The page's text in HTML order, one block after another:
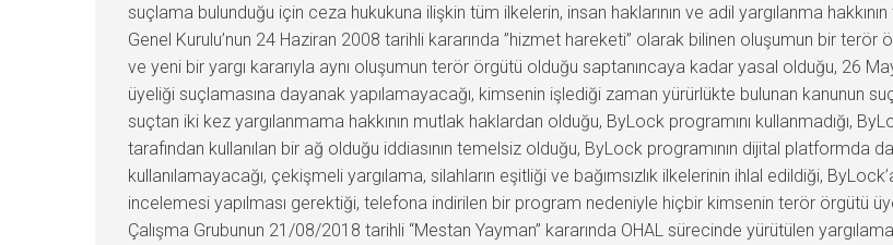
suçlama bulunduğu için ceza hukukuna ilişkin tüm ilkelerin, insan haklarının ve adil yargılanma
Genel Kurulu’nun 24 Haziran 2008 tarihli kararında ”hizmet hareketi” olarak bilinen oluşumun bir terör
ve yeni bir yargı kararıyla aynı oluşumun terör örgütü olduğu saptanıncaya kadar yasal olduğu, 26
üyeliği suçlamasına dayanak yapılamayacağı, kimsenin işlediği zaman yürürlükte bulunan kanunun
suçtan iki kez yargılanmama hakkının mutlak haklardan olduğu, ByLock programını kullanmadığı,
tarafından kullanılan bir ağ olduğu iddiasının temelsiz olduğu, ByLock programının dijital platformda
kullanılamayacağı, çekişmeli yargılama, silahların eşitliği ve bağımsızlık ilkelerinin ihlal edildiği,
incelemesi yapılması gerektiği, telefona indirilen bir program nedeniyle hiçbir kimsenin terör örgütü
Çalışma Grubunun 21/08/2018 tarihli “Mestan Yayman” kararında OHAL sürecinde yürütülen